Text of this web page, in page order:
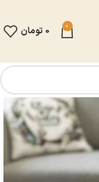
0
0 تومان